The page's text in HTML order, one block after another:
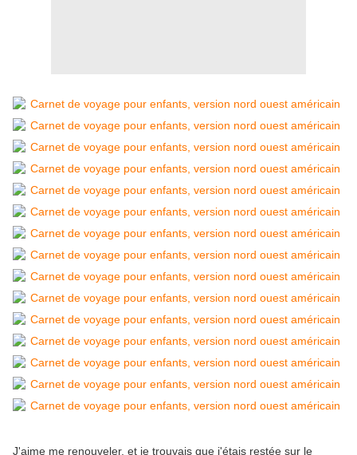
J'aime me renouveler, et je trouvais que j'étais restée sur le